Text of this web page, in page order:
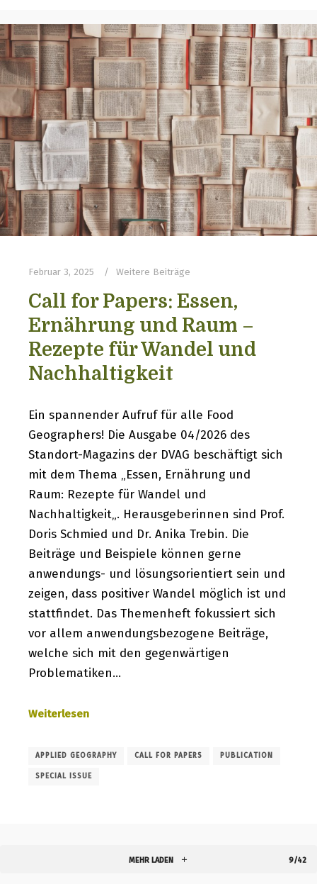
Februar 3, 2025 Weitere Beiträge
Call for Papers: Essen,
Ernährung und Raum –
Rezepte für Wandel und
Nachhaltigkeit
Ein spannender Aufruf für alle Food
Geographers! Die Ausgabe 04/2026 des
Standort-Magazins der DVAG beschäftigt sich
mit dem Thema „Essen, Ernährung und
Raum: Rezepte für Wandel und
Nachhaltigkeit„. Herausgeberinnen sind Prof.
Doris Schmied und Dr. Anika Trebin. Die
Beiträge und Beispiele können gerne
anwendungs- und lösungsorientiert sein und
zeigen, dass positiver Wandel möglich ist und
stattfindet. Das Themenheft fokussiert sich
vor allem anwendungsbezogene Beiträge,
welche sich mit den gegenwärtigen
Problematiken…
Weiterlesen
APPLIED GEOGRAPHY CALL FOR PAPERS PUBLICATION
SPECIAL ISSUE
MEHR LADEN 9/42